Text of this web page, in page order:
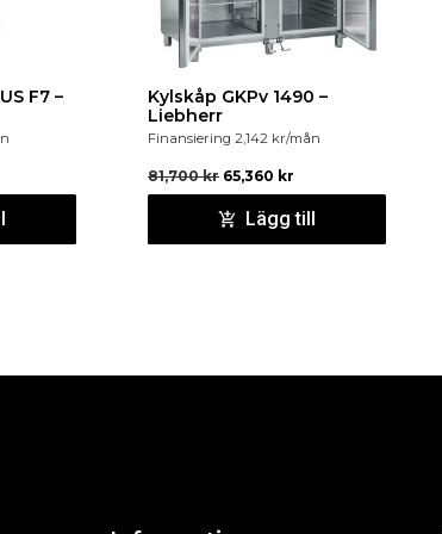
F7 –
Kylskåp GKPv 1490 –
Liebherr
Finansiering 2,142 kr/mån
81,700kr 65,360 kr
Lägg till